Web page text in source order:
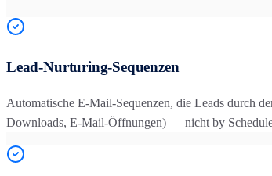
Lead-Nurturing-Sequenzen
Automatische E-Mail-Sequenzen, die Leads durch
Downloads, E-Mail-Öffnungen) — nicht by